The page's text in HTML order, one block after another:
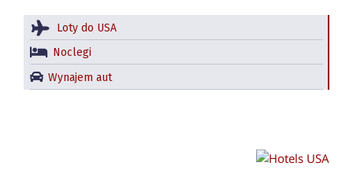
Loty do USA
Noclegi
Wynajem aut